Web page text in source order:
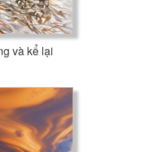
và kể lại